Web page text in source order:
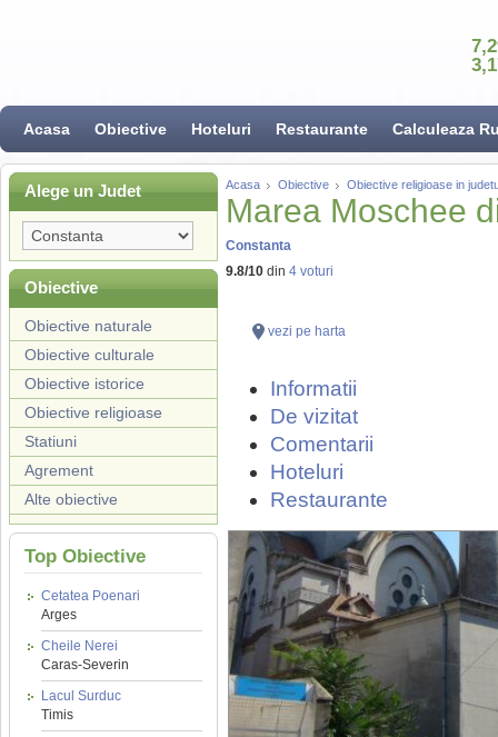
Acasa Obiective Hoteluri Restaurante Calculeaza
Alege un Judet
Obiective
Obiective naturale
Obiective culturale
Obiective istorice
Obiective religioase
Statiuni
Agrement
Alte obiective
Top Obiective
Cetatea Poenari
Arges
Cheile Nerei
Caras-Severin
Lacul Surduc
Timis
Acasa Obiective Obiective religioase in
Marea Moschee
Constanta
9.8/10 din 4 voturi
vezi pe harta
Informatii
De vizitat
Comentarii
Hoteluri
Restaurante